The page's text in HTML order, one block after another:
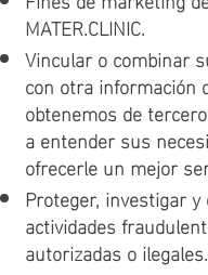
MATER.CLINIC.
Vincular o combinar
con otra información
obtenemos de
a entender sus
ofrecerle un mejor
Proteger, investigar
actividades
autorizadas o ilegales.